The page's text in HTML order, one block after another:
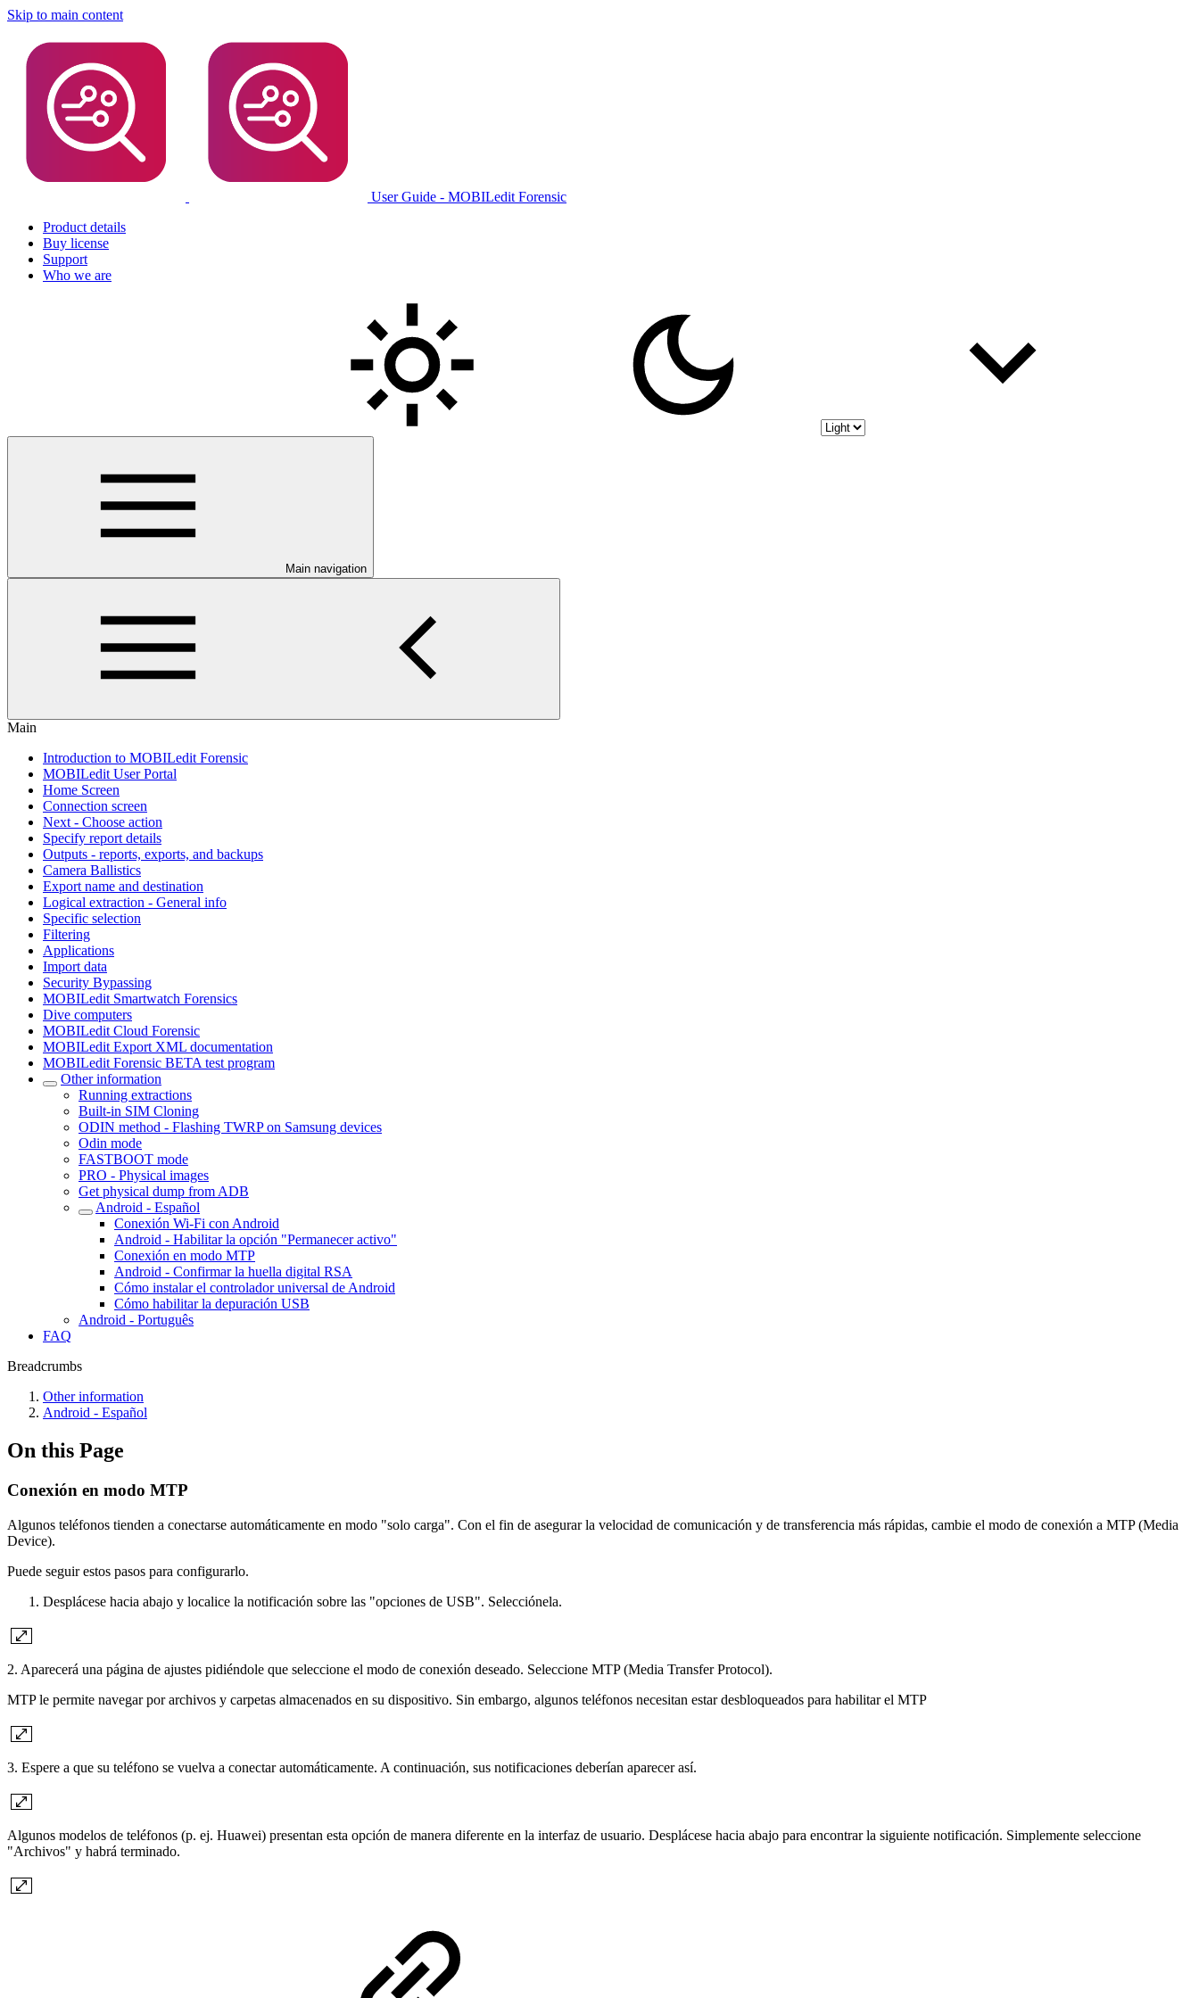
Skip to main content
User Guide - MOBILedit Forensic
Product details
Buy license
Support
Who we are
Main navigation
Main
Introduction to MOBILedit Forensic
MOBILedit User Portal
Home Screen
Connection screen
Next - Choose action
Specify report details
Outputs - reports, exports, and backups
Camera Ballistics
Export name and destination
Logical extraction - General info
Specific selection
Filtering
Applications
Import data
Security Bypassing
MOBILedit Smartwatch Forensics
Dive computers
MOBILedit Cloud Forensic
MOBILedit Export XML documentation
MOBILedit Forensic BETA test program
Other information
Running extractions
Built-in SIM Cloning
ODIN method - Flashing TWRP on Samsung devices
Odin mode
FASTBOOT mode
PRO - Physical images
Get physical dump from ADB
Android - Español
Conexión Wi-Fi con Android
Android - Habilitar la opción "Permanecer activo"
Conexión en modo MTP
Android - Confirmar la huella digital RSA
Cómo instalar el controlador universal de Android
Cómo habilitar la depuración USB
Android - Português
FAQ
Breadcrumbs
Other information
Android - Español
On this Page
Conexión en modo MTP
Algunos teléfonos tienden a conectarse automáticamente en modo "solo carga". Con el fin de asegurar la velocidad de comunicación y de transferencia más rápidas, cambie el modo de conexión a MTP (Media
Device).
Puede seguir estos pasos para configurarlo.
Desplácese hacia abajo y localice la notificación sobre las "opciones de USB". Selecciónela.
2. Aparecerá una página de ajustes pidiéndole que seleccione el modo de conexión deseado. Seleccione MTP (Media Transfer Protocol).
MTP le permite navegar por archivos y carpetas almacenados en su dispositivo. Sin embargo, algunos teléfonos necesitan estar desbloqueados para habilitar el MTP
3. Espere a que su teléfono se vuelva a conectar automáticamente. A continuación, sus notificaciones deberían aparecer así.
Algunos modelos de teléfonos (p. ej. Huawei) presentan esta opción de manera diferente en la interfaz de usuario. Desplácese hacia abajo para encontrar la siguiente notificación. Simplemente seleccione
"Archivos" y habrá terminado.